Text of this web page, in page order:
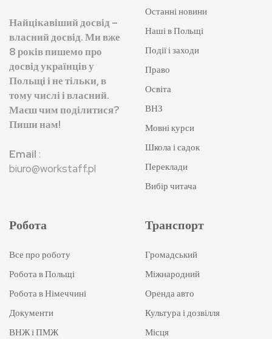
Найцікавіший досвід –
власний досвід. Ми вже
8 років пишемо про
досвід українців у
Польщі і не тільки, в
тому числі і власний.
Маєш чим поділитися?
Пиши нам!
Email :
biuro@workstaff.pl
Останні новини
Наші в Польщі
Події і заходи
Право
Освіта
ВНЗ
Мовні курси
Школа і садок
Переклади
Вибір читача
Робота
Все про роботу
Робота в Польщі
Робота в Німеччині
Документи
ВНЖ і ПМЖ
Транспорт
Громадський
Міжнародний
Оренда авто
Культура і дозвілля
Місця